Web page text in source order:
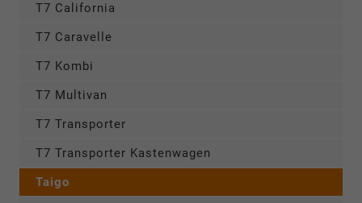
T7 California
T7 Caravelle
T7 Kombi
T7 Multivan
T7 Transporter
T7 Transporter Kastenwagen
Taigo